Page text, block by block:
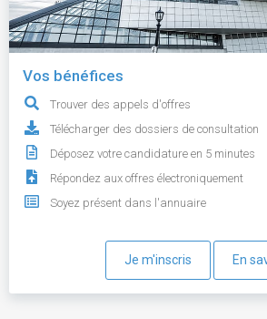
Vos bénéfices
Trouver des appels d'offres
Télécharger des dossiers de consultation
Déposez votre candidature en 5 minutes
Répondez aux offres électroniquement
Soyez présent dans l'annuaire
Je m'inscris En